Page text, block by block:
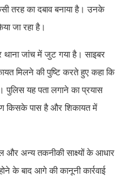
तरह का दबाव बनाया है। उनके
जा रहा है।
थाना जांच में जुट गया है। साइबर
मिलने की पुष्टि करते हुए कहा कि
पुलिस यह पता लगाने का प्रयास
किसके पास है और शिकायत में
और अन्य तकनीकी साक्ष्यों के आधार
के बाद आगे की कानूनी कार्रवाई